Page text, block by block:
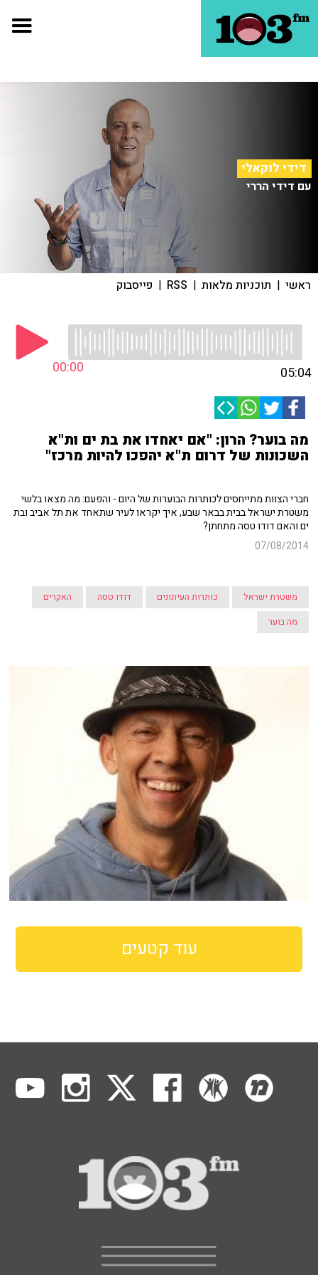
דידי לוקאלי
עם דידי הררי
ראשי | תוכניות מלאות |
RSS
| פייסבוק
00:00 05:04
מה בוער? הרון: "אם יאחדו את בת ים ות"א
השכונות של דרום ת"א יהפכו להיות מרכז"
חברי הצוות מתייחסים לכותרות הבוערות של היום - והפעם: מה מצאו בלשי
משטרת ישראל בבית בבאר שבע, איך יקראו לעיר שתאחד את תל אביב ובת
ים והאם דודו טסה מתחתן?
07/08/2014
משטרת ישראל כותרות העיתונים דודו טסה
האקרים
מה בוער
עוד קטעים